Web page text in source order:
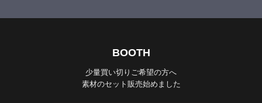
BOOTH
少量買い切りご希望の方へ
素材のセット販売始めました